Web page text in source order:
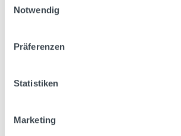
Notwendig
Präferenzen
Statistiken
Marketing
Regular price:
€16.99